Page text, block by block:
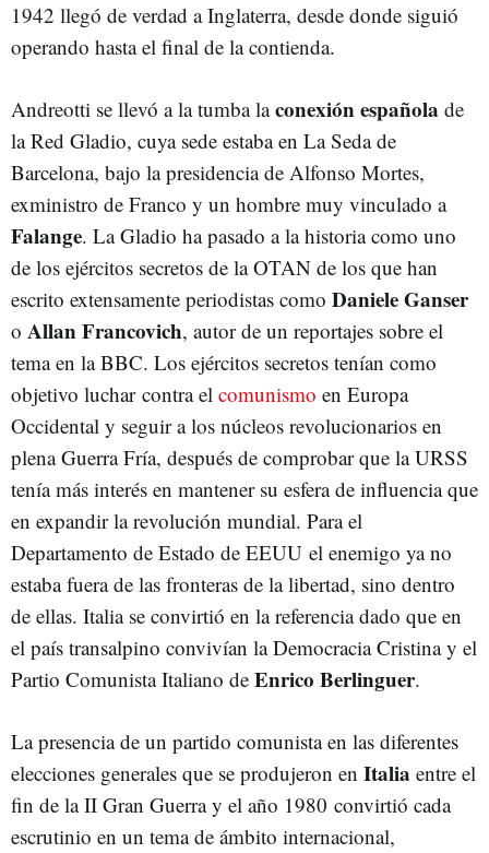
1942 llegó de verdad a Inglaterra, desde donde siguió
operando hasta el final de la contienda.
Andreotti se llevó a la tumba laconexión española de
la Red Gladio, cuya sede estaba en La Seda de
Barcelona, bajo la presidencia de Alfonso Mortes,
exministro de Franco y un hombre muy vinculado a
Falange. La Gladio ha pasado a la historia como uno
de los ejércitos secretos de la OTAN de los que han
escrito extensamente periodistas como Daniele Ganser
o Allan Francovich, autor de un reportajes sobre el
tema en la BBC. Los ejércitos secretos tenían como
objetivo luchar contra el comunismo en Europa
Occidental y seguir a los núcleos revolucionarios en
plena Guerra Fría, después de comprobar que la URSS
tenía más interés en mantener su esfera de influencia que
en expandir la revolución mundial. Para el
Departamento de Estado de EEUU el enemigo ya no
estaba fuera de las fronteras de la libertad, sino dentro
de ellas. Italia se convirtió en la referencia dado que en
el país transalpino convivían la Democracia Cristina y el
Partio Comunista Italiano de Enrico Berlinguer.
La presencia de un partido comunista en las diferentes
elecciones generales que se produjeron en Italia entre el
fin de la II Gran Guerra y el año 1980 convirtió cada
escrutinio en un tema de ámbito internacional,